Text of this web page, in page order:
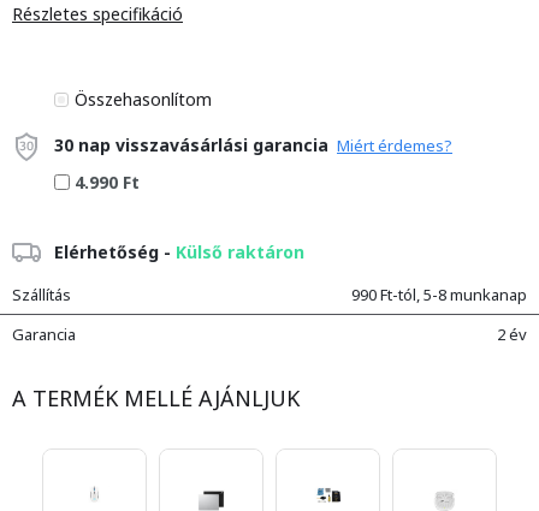
Részletes specifikáció
Összehasonlítom
30 nap visszavásárlási garancia Miért érdemes?
4.990 Ft
Elérhetőség - Külső raktáron
Szállítás
990 Ft-tól, 5-8 munkanap
Garancia
2 év
A TERMÉK MELLÉ AJÁNLJUK